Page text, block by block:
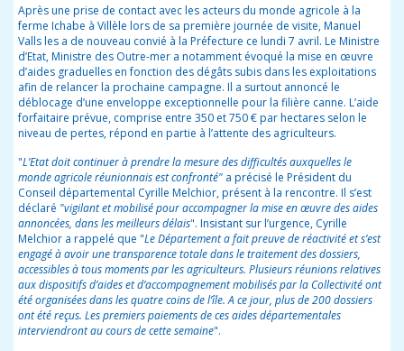
Après une prise de contact avec les acteurs du monde agricole à la
ferme Ichabe à Villèle lors de sa première journée de visite, Manuel
Valls les a de nouveau convié à la Préfecture ce lundi 7 avril. Le Ministre
d’Etat, Ministre des Outre-mer a notamment évoqué la mise en œuvre
d’aides graduelles en fonction des dégâts subis dans les exploitations
afin de relancer la prochaine campagne. Il a surtout annoncé le
déblocage d’une enveloppe exceptionnelle pour la filière canne. L’aide
forfaitaire prévue, comprise entre 350 et 750 € par hectares selon le
niveau de pertes, répond en partie à l’attente des agriculteurs.
"L’Etat doit continuer à prendre la mesure des difficultés auxquelles le
monde agricole réunionnais est confronté" a précisé le Président du
Conseil départemental Cyrille Melchior, présent à la rencontre. Il s’est
déclaré "vigilant et mobilisé pour accompagner la mise en œuvre des aides
annoncées, dans les meilleurs délais". Insistant sur l’urgence, Cyrille
Melchior a rappelé que "Le Département a fait preuve de réactivité et s’est
engagé à avoir une transparence totale dans le traitement des dossiers,
accessibles à tous moments par les agriculteurs. Plusieurs réunions relatives
aux dispositifs d’aides et d’accompagnement mobilisés par la Collectivité ont
été organisées dans les quatre coins de l’île. A ce jour, plus de 200 dossiers
ont été reçus. Les premiers paiements de ces aides départementales
interviendront au cours de cette semaine".